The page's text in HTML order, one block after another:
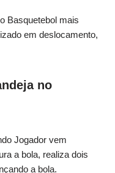
Basquetebol mais
em deslocamento,
no
Jogador vem
a bola, realiza dois
a bola.